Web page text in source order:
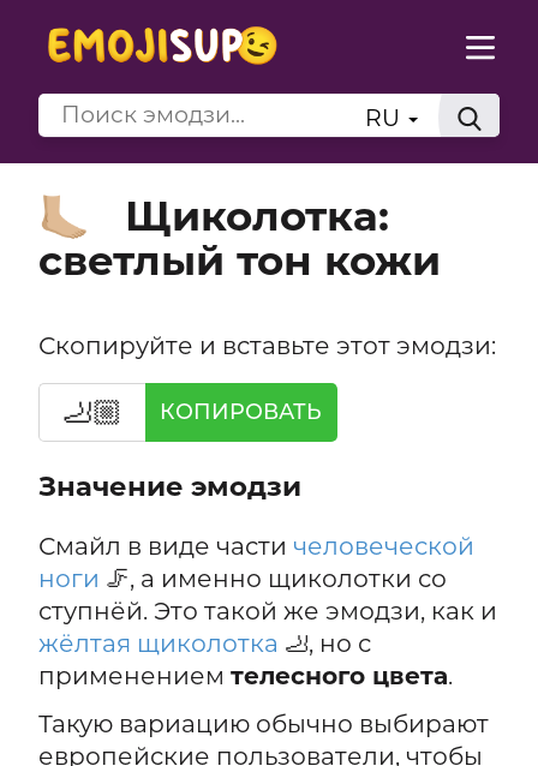
RU
🦶🏼
Щиколотка:
светлый тон кожи
Скопируйте и вставьте этот эмодзи:
🦶🏼 КОПИРОВАТЬ
Значение эмодзи
Смайл в виде части человеческой
ноги 🦵, а именно щиколотки со
ступнёй. Это такой же эмодзи, как и
жёлтая щиколотка 🦶, но с
применением телесного цвета.
Такую вариацию обычно выбирают
европейские пользователи, чтобы